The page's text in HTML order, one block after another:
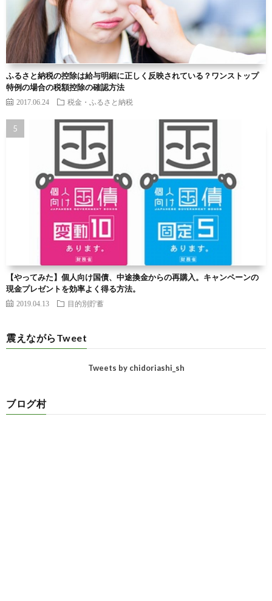
ふるさと納税の控除は給与明細に正しく反映されている？ワンストップ
特例の場合の税額控除の確認方法
2017.06.24 税金・ふるさと納税
【やってみた】個人向け国債、中途換金からの再購入。キャンペーンの
現金プレゼントを効率よく得る方法。
2019.04.13 目的別貯蓄
震えながらTweet
Tweets by chidoriashi_sh
ブログ村